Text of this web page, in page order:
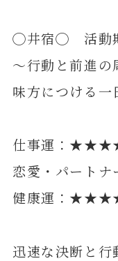
◯井宿◯ 活動
～行動と前進
味方につける一
仕事運：
恋愛・パート
健康運：
迅速な決断と行